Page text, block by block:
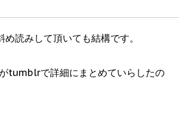
読みして頂いても結構です。
tumblrで詳細にまとめていらしたの